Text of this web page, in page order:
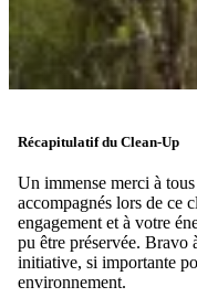
Récapitulatif du Clean-Up
Un immense merci à
accompagnés lors de ce
engagement et à votre
pu être préservée. Bravo
initiative, si importante
environnement.